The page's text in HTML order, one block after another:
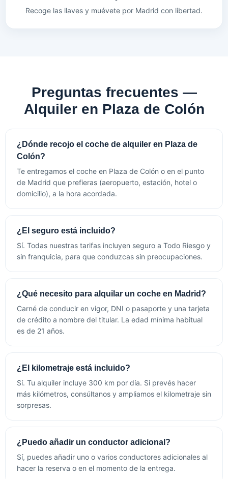
Recoge las llaves y muévete por Madrid con libertad.
Preguntas frecuentes —
Alquiler en Plaza de Colón
¿Dónde recojo el coche de alquiler en Plaza de
Colón?
Te entregamos el coche en Plaza de Colón o en el punto
de Madrid que prefieras (aeropuerto, estación, hotel o
domicilio), a la hora acordada.
¿El seguro está incluido?
Sí. Todas nuestras tarifas incluyen seguro a Todo Riesgo y
sin franquicia, para que conduzcas sin preocupaciones.
¿Qué necesito para alquilar un coche en Madrid?
Carné de conducir en vigor, DNI o pasaporte y una tarjeta
de crédito a nombre del titular. La edad mínima habitual
es de 21 años.
¿El kilometraje está incluido?
Sí. Tu alquiler incluye 300 km por día. Si prevés hacer
más kilómetros, consúltanos y ampliamos el kilometraje sin
sorpresas.
¿Puedo añadir un conductor adicional?
Sí, puedes añadir uno o varios conductores adicionales al
hacer la reserva o en el momento de la entrega.